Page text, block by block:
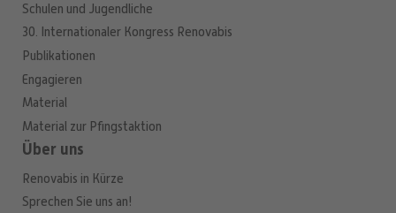
Schulen und Jugendliche
30. Internationaler Kongress Renovabis
Publikationen
Engagieren
Material
Material zur Pfingstaktion
Über uns
Renovabis in Kürze
Sprechen Sie uns an!